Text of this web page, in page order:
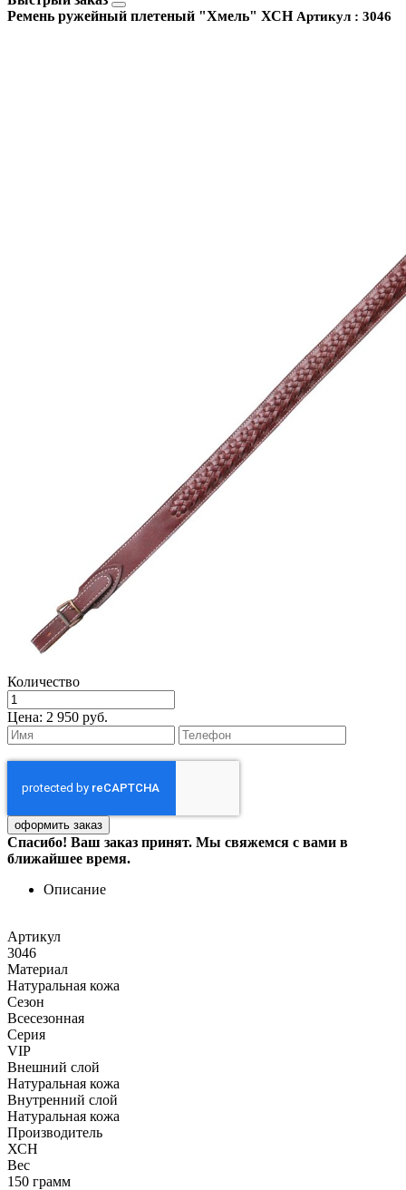
Ремень ружейный плетеный "Хмель" ХСН Артикул : 3046
Количество
Цена: 2 950 руб.
Спасибо! Ваш заказ принят. Мы свяжемся с вами в
ближайшее время.
Описание
Артикул
3046
Материал
Натуральная кожа
Сезон
Всесезонная
Серия
VIP
Внешний слой
Натуральная кожа
Внутренний слой
Натуральная кожа
Производитель
ХСН
Вес
150 грамм